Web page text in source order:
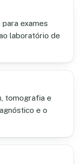
exames
laboratório de
tomografia e
e o